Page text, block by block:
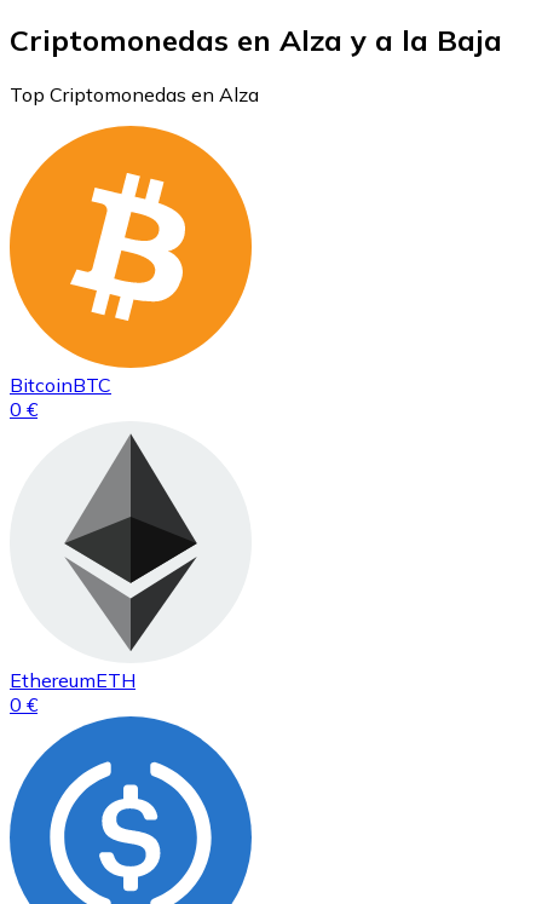
Criptomonedas en Alza y a la Baja
Top Criptomonedas en Alza
BitcoinBTC
0 €
EthereumETH
0 €